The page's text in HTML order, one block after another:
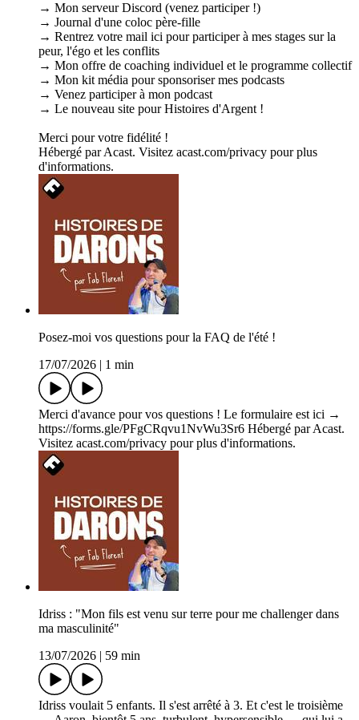
→ Mon serveur Discord (venez participer !)
→ Journal d'une coloc père-fille
→ Rentrez votre mail ici pour participer à mes stages sur la
peur, l'égo et les conflits
→ Mon offre de coaching individuel et le programme collectif
→ Mon kit média pour sponsoriser mes podcasts
→ Venez participer à mon podcast
→ Le nouveau site pour Histoires d'Argent !
Merci pour votre fidélité !
Hébergé par Acast. Visitez acast.com/privacy pour plus
d'informations.
Posez-moi vos questions pour la FAQ de l'été !
17/07/2026
1 min
Merci d'avance pour vos questions ! Le formulaire est ici →
https://forms.gle/PFgCRqvu1NvWu3Sr6 Hébergé par Acast.
Visitez acast.com/privacy pour plus d'informations.
Idriss : "Mon fils est venu sur terre pour me challenger dans
ma masculinité"
13/07/2026
59 min
Idriss voulait 5 enfants. Il s'est arrêté à 3. Et c'est le troisième